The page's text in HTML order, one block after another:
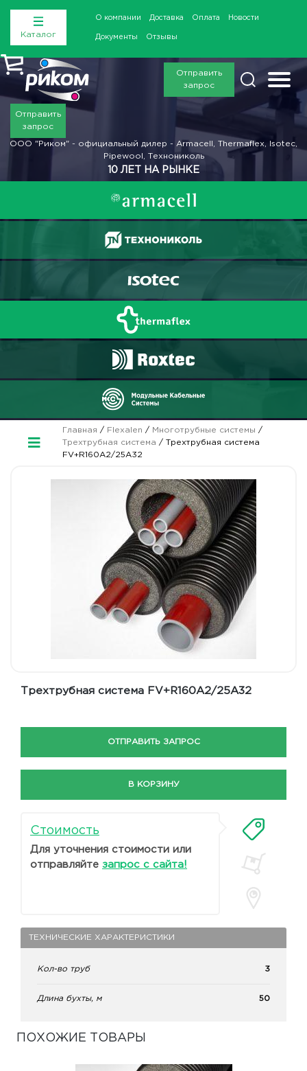
Каталог
О компании Доставка Оплата Новости
Документы Отзывы
Отправить
запрос
Отправить
запрос
ООО "Риком" - официальный дилер - Armacell, Thermaflex, Isotec,
Pipewool, Технониколь
10 ЛЕТ НА РЫНКЕ
Главная / Flexalen / Многотрубные системы /
Трехтрубная система / Трехтрубная система
FV+R160A2/25A32
Трехтрубная система FV+R160A2/25A32
ОТПРАВИТЬ ЗАПРОС
В КОРЗИНУ
Стоимость
Для уточнения стоимости или
отправляйте запрос с сайта!
ТЕХНИЧЕСКИЕ ХАРАКТЕРИСТИКИ
Кол-во труб 3
Длина бухты, м 50
ПОХОЖИЕ ТОВАРЫ